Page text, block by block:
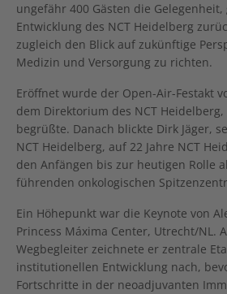
ungefähr 400 Gästen die
Entwicklung des NCT Heidelberg
zugleich den Blick auf zukünftige
Medizin und Versorgung zu richten.
Eröffnet wurde der Open-Air-Festakt
dem Direktorium des NCT
begrüßte. Danach blickte Dirk Jäger,
NCT Heidelberg, auf 22 Jahre NCT
den Anfängen bis zur heutigen Rolle
führenden onkologischen
Ein Höhepunkt war die Keynote von
Princess Máxima Center, Utrecht/NL.
Wegbegleiter zeichnete er zentrale
institutionellen Entwicklung nach,
Fortschritte in der neoadjuvanten